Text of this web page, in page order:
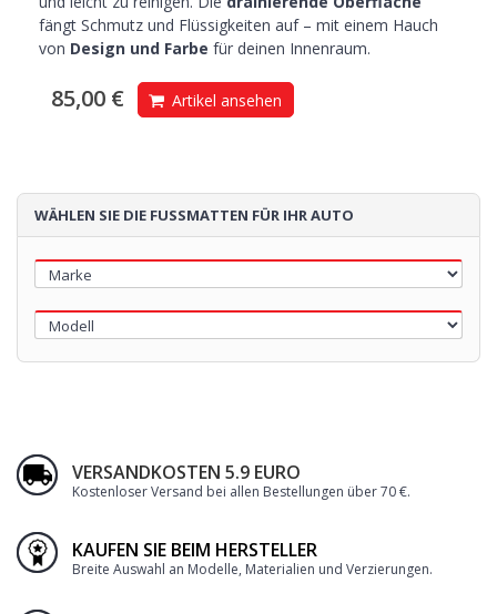
fängt Schmutz und Flüssigkeiten auf – mit einem Hauch
von Design und Farbe für deinen Innenraum.
85,00 € Artikel ansehen
WÄHLEN SIE DIE FUSSMATTEN FÜR IHR AUTO
VERSANDKOSTEN 5.9 EURO
Kostenloser Versand bei allen Bestellungen über 70 €.
KAUFEN SIE BEIM HERSTELLER
Breite Auswahl an Modelle, Materialien und Verzierungen.